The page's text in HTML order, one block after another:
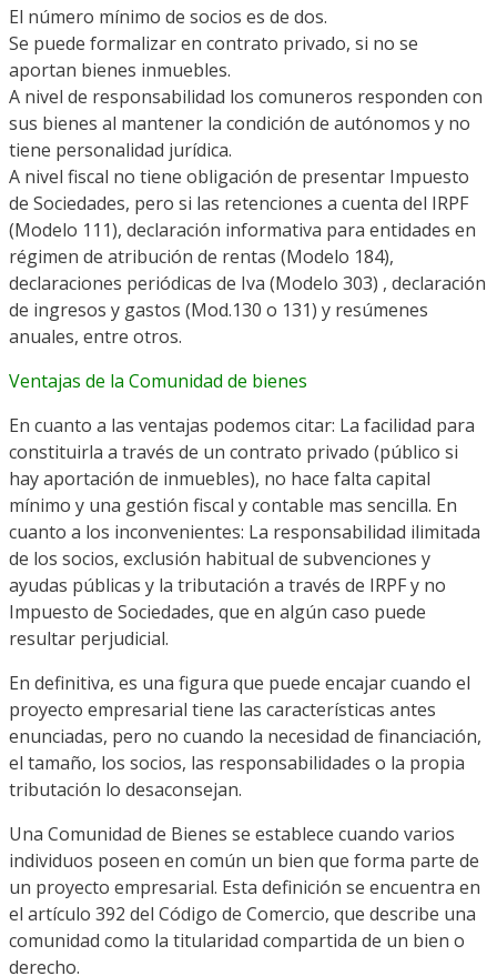
El número mínimo de socios es de dos.
Se puede formalizar en contrato privado, si no se
aportan bienes inmuebles.
A nivel de responsabilidad los comuneros responden con
sus bienes al mantener la condición de autónomos y no
tiene personalidad jurídica.
A nivel fiscal no tiene obligación de presentar Impuesto
de Sociedades, pero si las retenciones a cuenta del IRPF
(Modelo 111), declaración informativa para entidades en
régimen de atribución de rentas (Modelo 184),
declaraciones periódicas de Iva (Modelo 303) , declaración
de ingresos y gastos (Mod.130 o 131) y resúmenes
anuales, entre otros.
Ventajas de la Comunidad de bienes
En cuanto a las ventajas podemos citar: La facilidad para
constituirla a través de un contrato privado (público si
hay aportación de inmuebles), no hace falta capital
mínimo y una gestión fiscal y contable mas sencilla. En
cuanto a los inconvenientes: La responsabilidad ilimitada
de los socios, exclusión habitual de subvenciones y
ayudas públicas y la tributación a través de IRPF y no
Impuesto de Sociedades, que en algún caso puede
resultar perjudicial.
En definitiva, es una figura que puede encajar cuando el
proyecto empresarial tiene las características antes
enunciadas, pero no cuando la necesidad de financiación,
el tamaño, los socios, las responsabilidades o la propia
tributación lo desaconsejan.
Una Comunidad de Bienes se establece cuando varios
individuos poseen en común un bien que forma parte de
un proyecto empresarial. Esta definición se encuentra en
el artículo 392 del Código de Comercio, que describe una
comunidad como la titularidad compartida de un bien o
derecho.